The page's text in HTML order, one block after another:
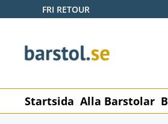
till huvudinnehåll
Hoppa till sökning
Hoppa till huvudnavigering
FRI RETOUR
Startsida Alla Barstolar